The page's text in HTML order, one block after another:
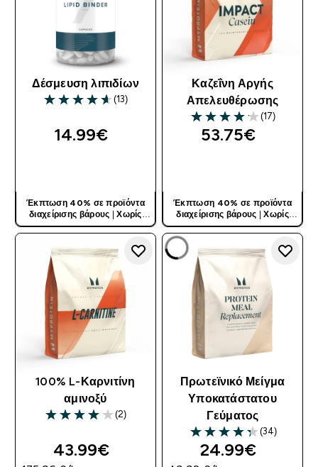
Δέσμευση λιπιδίων
4.62 out of 5 stars
(13)
14.99€‎
Έκπτωση 40% σε προϊόντα
διαχείρισης βάρους |Χωρίς
Κωδικό
Καζεΐνη Αργής
Απελευθέρωσης
4.12 out of 5 stars
(17)
53.75€‎
Έκπτωση 40% σε προϊόντα
διαχείρισης βάρους |Χωρίς
Κωδικό
100% L-Καρνιτίνη
αμινοξύ
4 out of 5 stars
(2)
43.99€‎
Πρωτεϊνικό Μείγμα
Υποκατάστατου
Γεύματος
4.29 out of 5 stars
(34)
24.99€‎